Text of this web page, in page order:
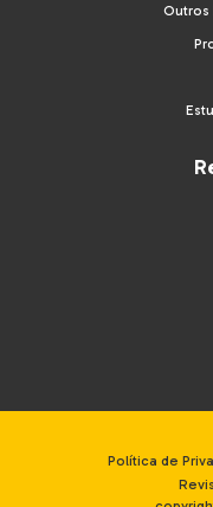
Outros
Política de